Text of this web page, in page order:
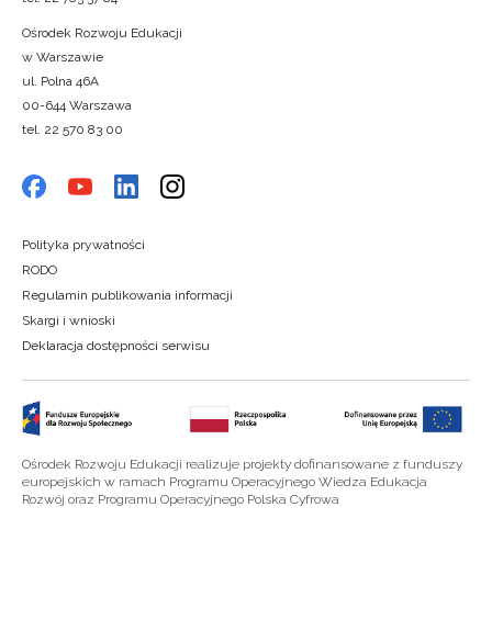
Ośrodek Rozwoju Edukacji
w Warszawie
ul. Polna 46A
00-644 Warszawa
tel. 22 570 83 00
Polityka prywatności
RODO
Regulamin publikowania informacji
Skargi i wnioski
Deklaracja dostępności serwisu
Ośrodek Rozwoju Edukacji realizuje projekty dofinansowane z funduszy
europejskich w ramach Programu Operacyjnego Wiedza Edukacja
Rozwój oraz Programu Operacyjnego Polska Cyfrowa